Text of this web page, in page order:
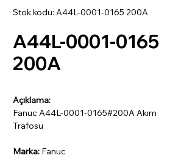
Stok kodu: A44L-0001-0165 200A
A44L-0001-0165
200A
Açıklama:
Fanuc A44L-0001-0165#200A Akım
Trafosu
Marka: Fanuc